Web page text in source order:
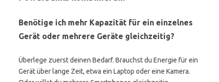
Benötige ich mehr Kapazität für ein einzelnes
Gerät oder mehrere Geräte gleichzeitig?
Überlege zuerst deinen Bedarf. Brauchst du Energie für ein
Gerät über lange Zeit, etwa ein Laptop oder eine Kamera.